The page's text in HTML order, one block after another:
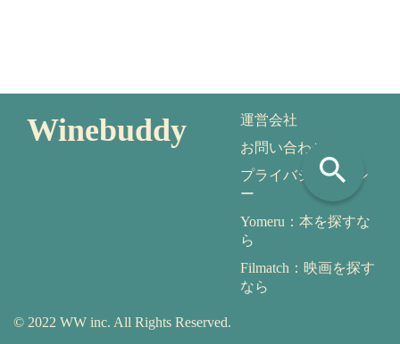
search
Winebuddy
運営会社
お問い合わせ
プライバシーポリシ
ー
Yomeru：本を探すな
ら
Filmatch：映画を探す
なら
© 2022 WW inc. All Rights Reserved.